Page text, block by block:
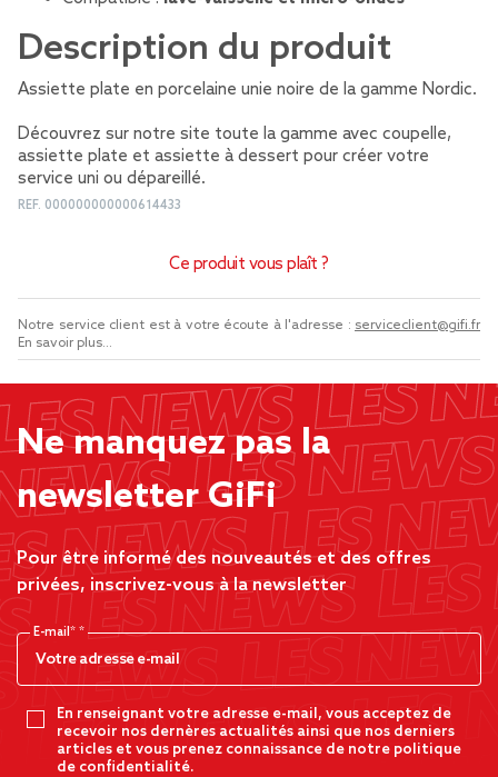
Description du produit
Assiette plate en porcelaine unie noire de la gamme Nordic.
Découvrez sur notre site toute la gamme avec coupelle,
assiette plate et assiette à dessert pour créer votre
service uni ou dépareillé.
REF. 000000000000614433
Ce produit vous plaît ?
Notre service client est à votre écoute à l'adresse : serviceclient@gifi.fr
En savoir plus...
Ne manquez pas la
newsletter GiFi
Pour être informé des nouveautés et des offres
privées, inscrivez-vous à la newsletter
E-mail*
En renseignant votre adresse e-mail, vous acceptez de
recevoir nos dernères actualités ainsi que nos derniers
articles et vous prenez connaissance de notre politique
de confidentialité.